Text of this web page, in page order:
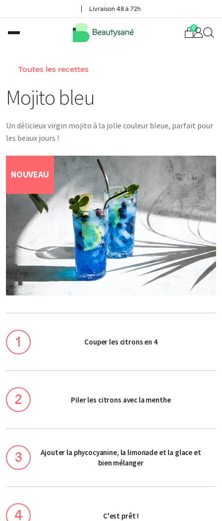
Livraison 48 à 72h
0
Toutes les recettes
Mojito bleu
Un délicieux virgin mojito à la jolie couleur bleue, parfait pour
les beaux jours !
NOUVEAU
Couper les citrons en 4
Piler les citrons avec la menthe
Ajouter la phycocyanine, la limonade et la glace et
bien mélanger
C'est prêt !